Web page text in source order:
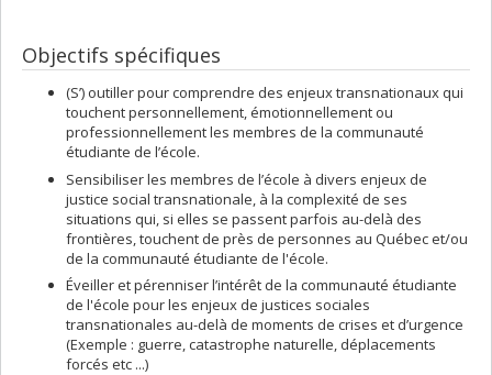
Objectifs spécifiques
(S’) outiller pour comprendre des enjeux transnationaux qui
touchent personnellement, émotionnellement ou
professionnellement les membres de la communauté
étudiante de l’école.
Sensibiliser les membres de l’école à divers enjeux de
justice social transnationale, à la complexité de ses
situations qui, si elles se passent parfois au-delà des
frontières, touchent de près de personnes au Québec et/ou
de la communauté étudiante de l'école.
Éveiller et pérenniser l’intérêt de la communauté étudiante
de l'école pour les enjeux de justices sociales
transnationales au-delà de moments de crises et d’urgence
(Exemple : guerre, catastrophe naturelle, déplacements
forcés etc ...)